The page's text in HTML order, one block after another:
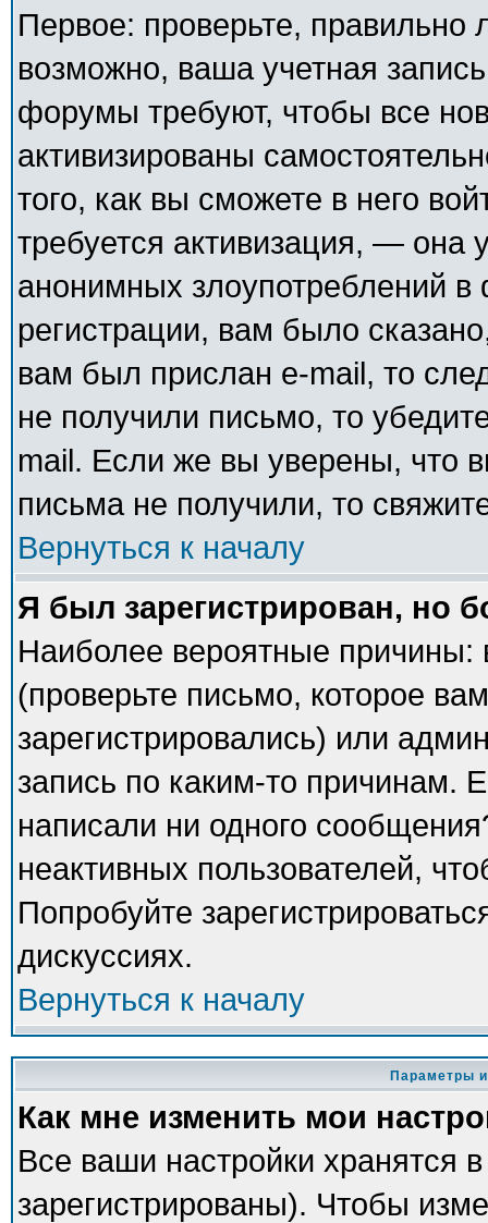
Первое: проверьте,
возможно, ваша учетная
форумы требуют, чтобы все
активизированы
того, как вы сможете в него
требуется активизация, — она
анонимных злоупотреблений
регистрации, вам было
вам был прислан e-mail, то
не получили письмо, то
mail. Если же вы уверены, что
письма не получили, то
Вернуться к началу
Я был зарегистрирован, но
Наиболее вероятные
(проверьте письмо, которое
зарегистрировались) или
запись по каким-то причинам.
написали ни одного
неактивных пользователей,
Попробуйте
дискуссиях.
Вернуться к началу
Параметры
Как мне изменить мои
Все ваши настройки хранятся
зарегистрированы). Чтобы